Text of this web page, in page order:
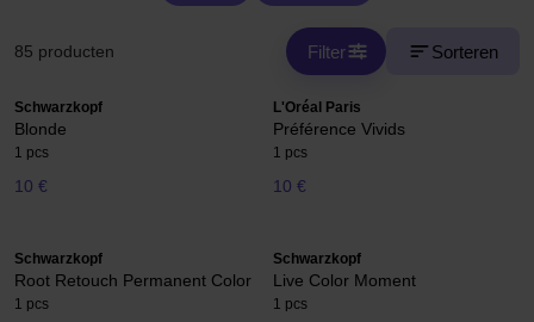
85 producten Filter Sorteren
Schwarzkopf
Blonde
1 pcs
10 €
L'Oréal Paris
Préférence Vivids
1 pcs
10 €
Schwarzkopf
Root Retouch Permanent Color
1 pcs
Schwarzkopf
Live Color Moment
1 pcs